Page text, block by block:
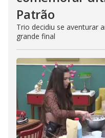
Patrão
Trio decidiu se aventurar
grande final